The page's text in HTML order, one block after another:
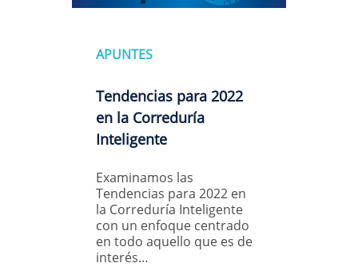
APUNTES
Tendencias para 2022
en la Correduría
Inteligente
Examinamos las
Tendencias para 2022 en
la Correduría Inteligente
con un enfoque centrado
en todo aquello que es de
interés…